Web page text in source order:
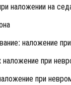
наложении на
наложение
при
при